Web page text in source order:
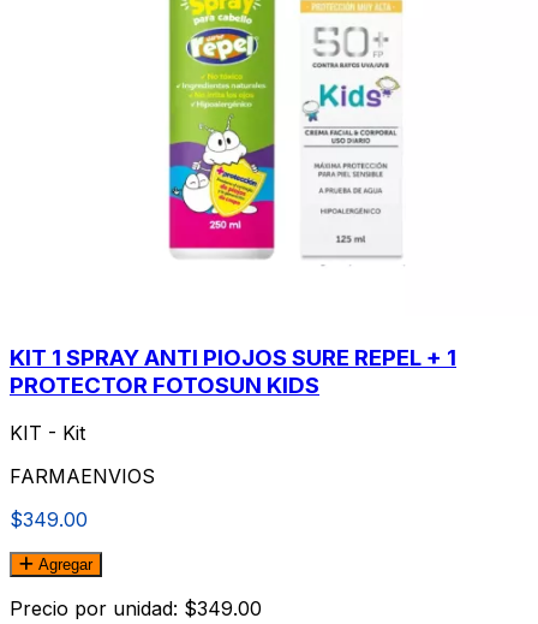
KIT 1 SPRAY ANTI PIOJOS SURE REPEL + 1
PROTECTOR FOTOSUN KIDS
KIT - Kit
FARMAENVIOS
$349.00
Agregar
Precio por unidad: $349.00